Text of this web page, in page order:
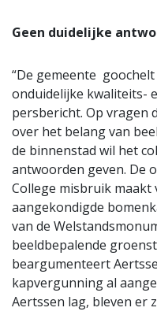
Geen duidelijke
“De gemeente
onduidelijke kwaliteits-
persbericht. Op vragen
over het belang van
de binnenstad wil het
antwoorden geven. De
College misbruik maakt
aangekondigde
van de
beeldbepalende
beargumenteert
kapvergunning al
Aertssen lag, bleven er